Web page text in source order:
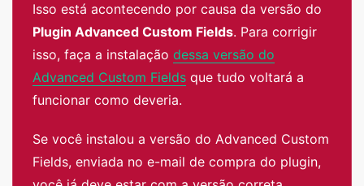
Isso está acontecendo por causa da versão do
Plugin Advanced Custom Fields. Para corrigir
isso, faça a instalação dessa versão do
Advanced Custom Fields que tudo voltará a
funcionar como deveria.
Se você instalou a versão do Advanced Custom
Fields, enviada no e-mail de compra do plugin,